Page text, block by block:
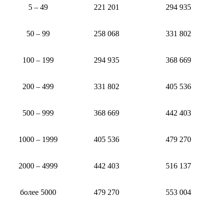
5 – 49 221 201 294 935
50 – 99 258 068 331 802
100 – 199 294 935 368 669
200 – 499 331 802 405 536
500 – 999 368 669 442 403
1000 – 1999 405 536 479 270
2000 – 4999 442 403 516 137
более 5000 479 270 553 004